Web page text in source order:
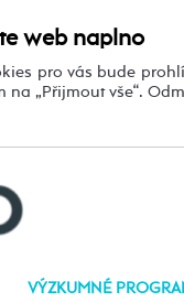
web naplno
pro vás bude
na „Přijmout vše“.
VÝZKUMNÉ